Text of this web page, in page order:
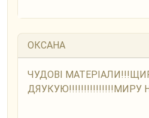
ОКСАНА
ЧУДОВІ
ДЯУКУЮ!!!!!!!!!!!!!!!МИРУ